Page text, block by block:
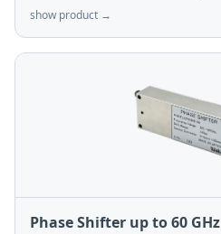
show product →
Phase Shifter up to 60 GHz